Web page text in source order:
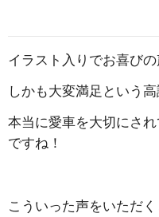
イラスト入りでお喜び
しかも大変満足という
本当に愛車を大切にさ
ですね！
こういった声をいただ